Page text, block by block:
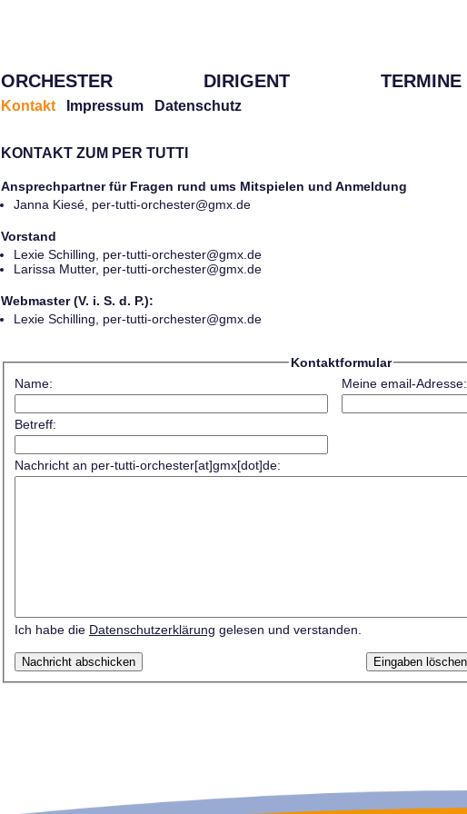
ORCHESTER DIRIGENT TERMINE
Kontakt Impressum Datenschutz
KONTAKT ZUM PER TUTTI
Ansprechpartner für Fragen rund ums Mitspielen und Anmeldung
Janna Kiesé, per-tutti-orchester@gmx.de
Vorstand
Lexie Schilling, per-tutti-orchester@gmx.de
Larissa Mutter, per-tutti-orchester@gmx.de
Webmaster (V. i. S. d. P.):
Lexie Schilling, per-tutti-orchester@gmx.de
Kontaktformular
Name:
Meine email-Adresse:
Betreff:
Nachricht an per-tutti-orchester[at]gmx[dot]de:
Ich habe die Datenschutzerklärung gelesen und verstanden.